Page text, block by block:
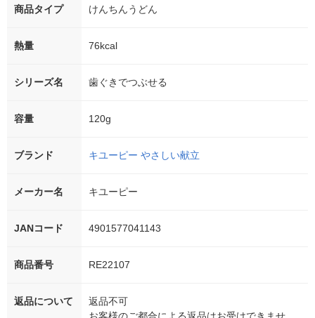
商品タイプ けんちんうどん
熱量 76kcal
シリーズ名 歯ぐきでつぶせる
容量 120g
ブランド キユーピー やさしい献立
メーカー名 キユーピー
JANコード 4901577041143
商品番号 RE22107
返品について
返品不可